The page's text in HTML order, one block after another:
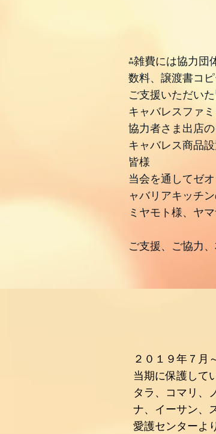
⁂雑費には協力団
数料、譲渡書コ
ご支援いただい
キャバレスファ
協力者さま出店
キャバレス商品
皆様
当会を通してゼ
ャバリアキッチ
ミヤモト様、ヤ
ご支援、ご協力
２０１９年７月
当期に保護して
タラ、コマリ、
ナ、イーサン、
愛護センターよ